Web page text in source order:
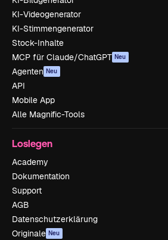
KI-Videogenerator
KI-Stimmengenerator
Stock-Inhalte
MCP für Claude/ChatGPT Neu
Agenten Neu
API
Mobile App
Alle Magnific-Tools
Loslegen
Academy
Dokumentation
Support
AGB
Datenschutzerklärung
Originale Neu